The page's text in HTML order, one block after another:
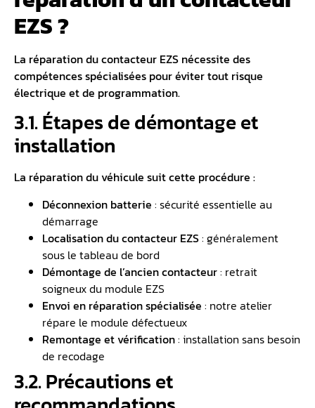
EZS ?
La réparation du contacteur EZS nécessite des
compétences spécialisées pour éviter tout risque
électrique et de programmation.
3.1. Étapes de démontage et
installation
La réparation du véhicule suit cette procédure :
Déconnexion batterie : sécurité essentielle au
démarrage
Localisation du contacteur EZS: généralement
sous le tableau de bord
Démontage de l’ancien contacteur: retrait
soigneux du module EZS
Envoi en réparation spécialisée : notre atelier
répare le module défectueux
Remontage et vérification: installation sans besoin
de recodage
3.2. Précautions et